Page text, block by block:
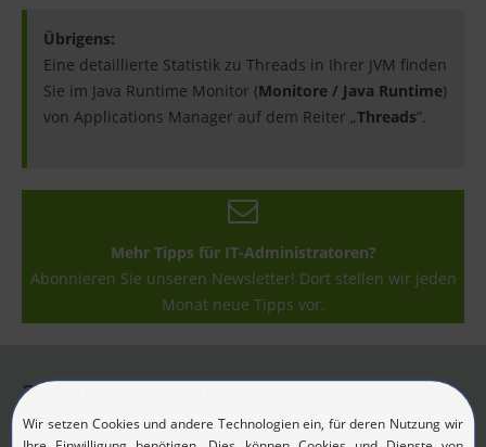
Übrigens:
Eine detaillierte Statistik zu Threads in Ihrer JVM finden
Sie im Java Runtime Monitor (Monitore / Java Runtime)
von Applications Manager auf dem Reiter „Threads”.
Mehr Tipps für IT-Administratoren?
Abonnieren Sie unseren Newsletter! Dort stellen wir jeden
Monat neue Tipps vor.
3. Garbage Collection
Der Garbage Collector in Java entfernt nicht mehr benötigte